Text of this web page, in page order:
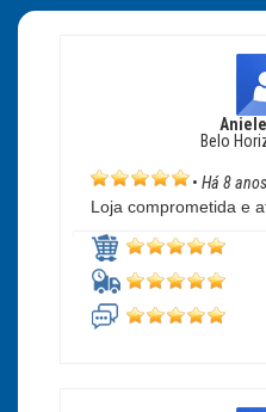
Belo
• Há 8 anos
Loja comprometida e